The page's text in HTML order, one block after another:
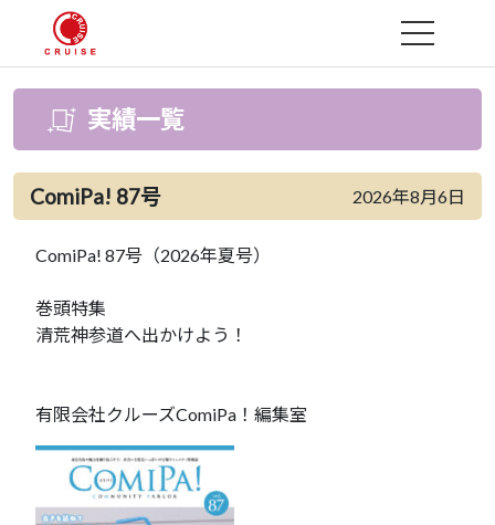
MENU
実績一覧
ComiPa! 87号 2026年8月6日
ComiPa! 87号（2026年夏号）
巻頭特集
清荒神参道へ出かけよう！
有限会社クルーズComiPa！編集室